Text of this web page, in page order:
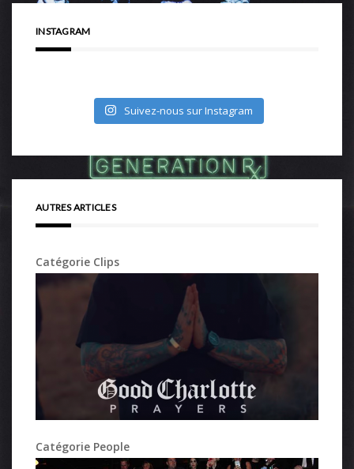
INSTAGRAM
Suivez-nous sur Instagram
AUTRES ARTICLES
Catégorie Clips
Catégorie People